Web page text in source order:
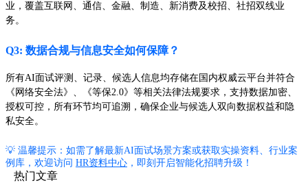
业，覆盖互联网、通信、金融、制造、新消费及校招、社招双线业
务。
Q3: 数据合规与信息安全如何保障？
所有AI面试评测、记录、候选人信息均存储在国内权威云平台并符合
《网络安全法》、《等保2.0》等相关法律法规要求，支持数据加密、
授权可控，所有环节均可追溯，确保企业与候选人双向数据权益和隐
私安全。
💡 温馨提示：如需了解最新AI面试场景方案或获取实操资料、行业案
例库，欢迎访问 HR资料中心 ，即刻开启智能化招聘升级！
热门文章